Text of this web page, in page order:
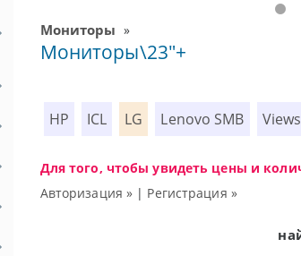
Мониторы »
Мониторы\23"+
HP ICL LG Lenovo SMB
Для того, чтобы увидеть цены и
Авторизация » | Регистрация »